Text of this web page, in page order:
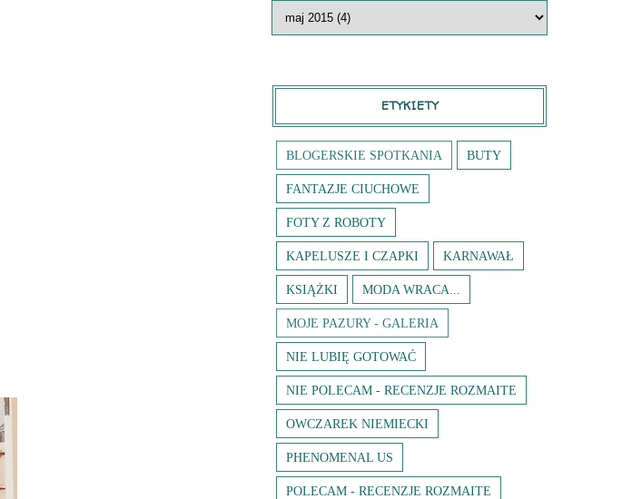
ETYKIETY
BLOGERSKIE SPOTKANIA BUTY
FANTAZJE CIUCHOWE
FOTY Z ROBOTY
KAPELUSZE I CZAPKI KARNAWAŁ
KSIĄŻKI MODA WRACA...
MOJE PAZURY - GALERIA
NIE LUBIĘ GOTOWAĆ
NIE POLECAM - RECENZJE ROZMAITE
OWCZAREK NIEMIECKI
PHENOMENAL US
POLECAM - RECENZJE ROZMAITE